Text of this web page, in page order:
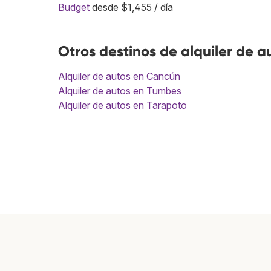
Budget desde $1,455 / día
Otros destinos de alquiler de
Alquiler de autos en Cancún
Alquiler de autos en Tumbes
Alquiler de autos en Tarapoto